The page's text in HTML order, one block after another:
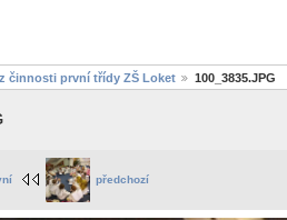
činnosti první třídy ZŠ Loket 100_3835.JPG
předchozí